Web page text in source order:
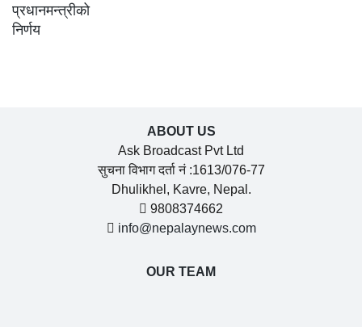
ABOUT US
Ask Broadcast Pvt Ltd
सुचना विभाग दर्ता नं :1613/076-77
Dhulikhel, Kavre, Nepal.
9808374662
info@nepalaynews.com
OUR TEAM